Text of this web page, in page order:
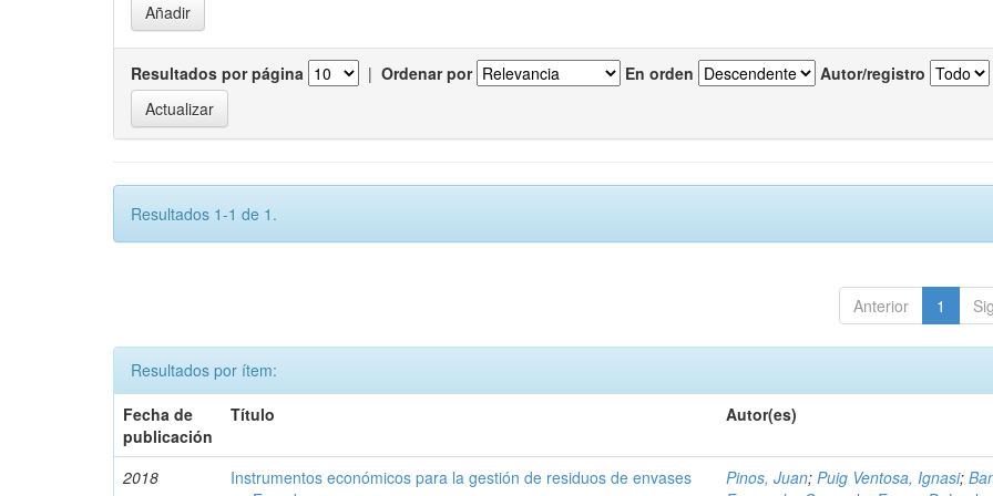
Resultados por página | Ordenar por En orden Autor/registro
Resultados 1-1 de 1.
Anterior 1
Resultados por ítem:
Fecha de
publicación
Título Autor(es)
2018
Instrumentos económicos para la gestión de residuos de envases
Pinos, Juan;Puig Ventosa, Ignasi;